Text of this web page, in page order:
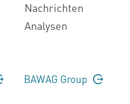
Nachrichten
Analysen
BAWAG Group